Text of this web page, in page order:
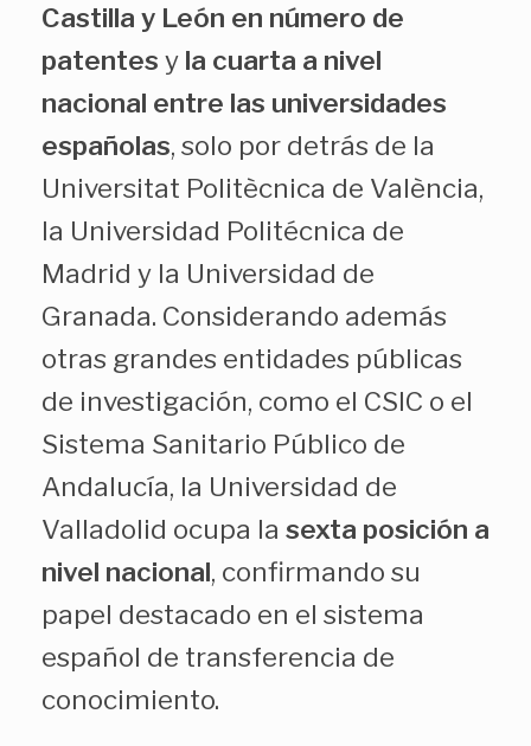
Castilla y León en número de
patentes y la cuarta a nivel
nacional entre las universidades
españolas, solo por detrás de la
Universitat Politècnica de València,
la Universidad Politécnica de
Madrid y la Universidad de
Granada. Considerando además
otras grandes entidades públicas
de investigación, como el CSIC o el
Sistema Sanitario Público de
Andalucía, la Universidad de
Valladolid ocupa la sexta posición a
nivel nacional, confirmando su
papel destacado en el sistema
español de transferencia de
conocimiento.